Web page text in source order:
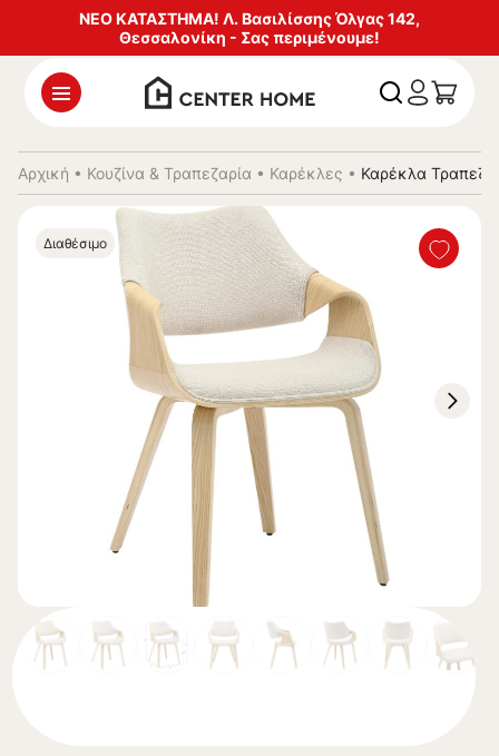
ΝΕΟ ΚΑΤΑΣΤΗΜΑ! Λ. Βασιλίσσης Όλγας 142,
Θεσσαλονίκη - Σας περιμένουμε!
Αρχική • Κουζίνα & Τραπεζαρία • Καρέκλες • Καρέκλα
Διαθέσιμο